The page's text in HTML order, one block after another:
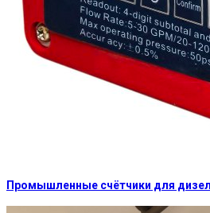
Промышленные счётчики для